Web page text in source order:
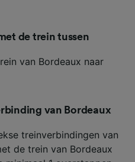
de trein tussen
van Bordeaux naar
van Bordeaux
treinverbindingen van
de trein van Bordeaux